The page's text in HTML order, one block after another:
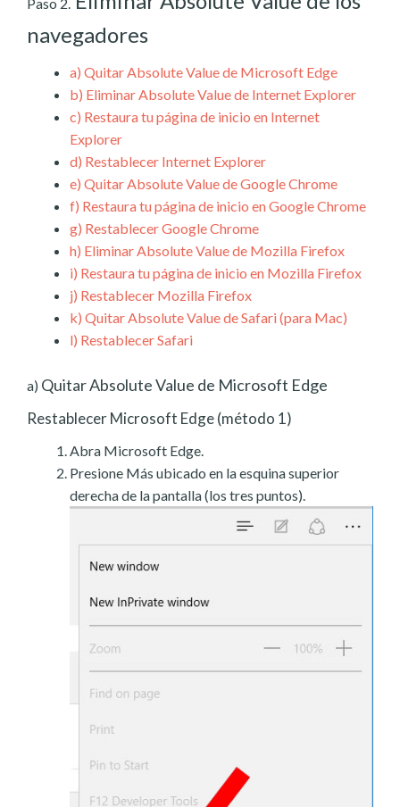
navegadores
a) Quitar Absolute Value de Microsoft Edge
b) Eliminar Absolute Value de Internet Explorer
c) Restaura tu página de inicio en Internet
Explorer
d) Restablecer Internet Explorer
e) Quitar Absolute Value de Google Chrome
f) Restaura tu página de inicio en Google Chrome
g) Restablecer Google Chrome
h) Eliminar Absolute Value de Mozilla Firefox
i) Restaura tu página de inicio en Mozilla Firefox
j) Restablecer Mozilla Firefox
k) Quitar Absolute Value de Safari (para Mac)
l) Restablecer Safari
a) Quitar Absolute Value de Microsoft Edge
Restablecer Microsoft Edge (método 1)
Abra Microsoft Edge.
Presione Más ubicado en la esquina superior
derecha de la pantalla (los tres puntos).